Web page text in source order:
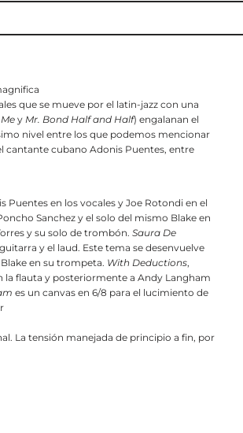
que se mueve por el latin-jazz con una
y Mr. Bond Half and Half) engalanan el
nivel entre los que podemos mencionar
cantante cubano Adonis Puentes, entre
en los vocales y Joe Rotondi en el
Sanchez y el solo del mismo Blake en
y su solo de trombón. Saura De
y el laud. Este tema se desenvuelve
en su trompeta. With Deductions,
la flauta y posteriormente a Andy Langham
es un canvas en 6/8 para el lucimiento de
La tensión manejada de principio a fin, por